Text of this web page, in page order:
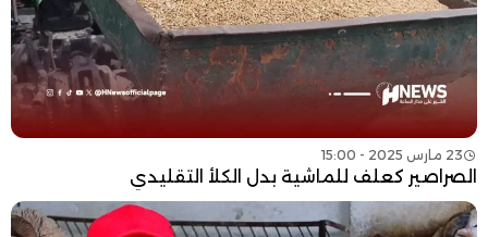
23 مارس 2025 - 15:00
الصراصير كعلف للماشية بدل الكلأ التقليدي